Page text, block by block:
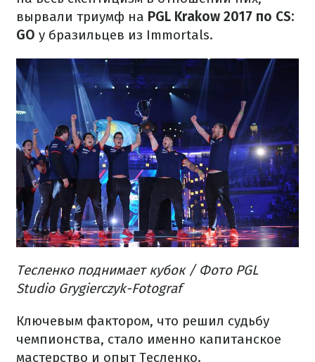
вырвали триумф на PGL Krakow 2017 по CS:
GO у бразильцев из Immortals.
Тесленко поднимает кубок / Фото PGL
Studio Grygierczyk-Fotograf
Ключевым фактором, что решил судьбу
чемпионства, стало именно капитанское
мастерство и опыт Тесленко.